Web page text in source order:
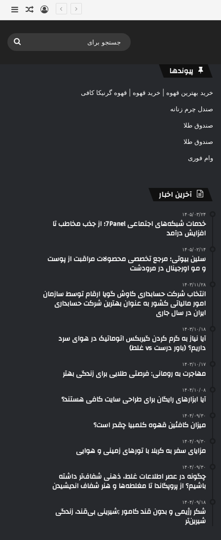
ورود نوشته
پیوندها
خرید بهترین قهوه | خرید قهوه | قهوه گرنیکا کافی
صندل چرم زنانه
صندوق طلا
صندوق طلا
وام فوری
آخرین اخبار
۱۴۰۵/۰۳/۲۴
خدمات شبکه‌های اجتماعی 7Panel؛ از جذب مخاطب تا
افزایش درآمد
۱۴۰۵/۰۲/۱۴
سلین بیوتی؛ مرجع تخصصی محصولات مراقبت از پوست
و مو اورجینال در مرودشت
۱۴۰۳/۱۱/۲۸
انتخاب شرکت حسابداری کاوش گویا ارقام توسط سازمان
امور مالیاتی کشور به عنوان بهترین شرکت حسابداری
ایران در سال جاری
۱۴۰۳/۱۰/۱۸
آیا نیاز به گرم کردن گیربکس اتوماتیک در هوای سرد
داریم؟ (باور درست vs غلط)
۱۴۰۳/۱۰/۱۷
مهاجرت به رومانی: فرصتی طلایی برای زندگی بهتر
۱۴۰۴/۱۰/۰۸
آیا ابزارهای رایگان برای طراحی سایت کافی هستند؟
۱۴۰۴/۰۹/۳۰
میزان کافئین قهوه کلمبیا چقدر است؟
۱۴۰۴/۰۹/۳۰
مزایای سفر به کربلا با تورهای زمینی و هوایی
۱۴۰۴/۰۹/۳۰
چگونه در عصر اطلاعات غلط، ذهنی شفاف‌تر داشته
باشیم؟ از پروپگاندا تا مغلطه‌ها و هنر شفاف اندیشیدن
۱۴۰۴/۰۹/۱۸
شکر رژیمی و بدون قند کامور ;شیرینی بی‌قند، زندگی
شیرین‌تر